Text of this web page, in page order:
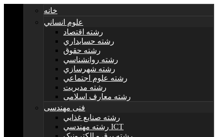
خانه
علوم انساني
رشته اقتصاد
رشته حسابداري
رشته حقوق
رشته روانشناسي
رشته شهرسازي
رشته علوم اجتماعي
رشته مديريت
رشته معارف اسلامی
فنی مهندسی
رشته صنايع غذايي
رشته مهندسي ICT